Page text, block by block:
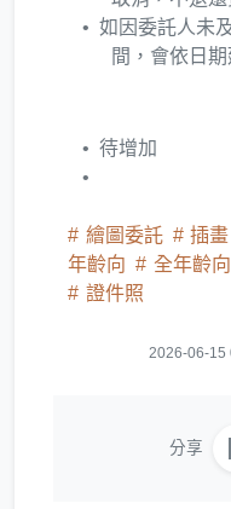
如因委託人未
間，會依日
待增加
繪圖委託 插畫
年齡向
全年齡向
證件照
2026-06-15
分享